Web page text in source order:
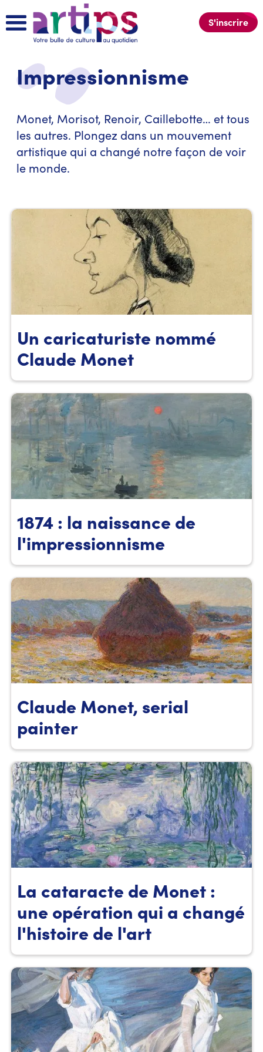
S'inscrire
Impressionnisme
Monet, Morisot, Renoir, Caillebotte… et tous
les autres. Plongez dans un mouvement
artistique qui a changé notre façon de voir
le monde.
Un caricaturiste nommé
Claude Monet
1874 : la naissance de
l'impressionnisme
Claude Monet, serial
painter
La cataracte de Monet :
une opération qui a changé
l'histoire de l'art